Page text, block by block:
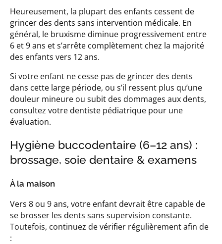
Heureusement, la plupart des enfants cessent de
grincer des dents sans intervention médicale. En
général, le bruxisme diminue progressivement entre
6 et 9 ans et s’arrête complètement chez la majorité
des enfants vers 12 ans.
Si votre enfant ne cesse pas de grincer des dents
dans cette large période, ou s’il ressent plus qu’une
douleur mineure ou subit des dommages aux dents,
consultez votre dentiste pédiatrique pour une
évaluation.
Hygiène buccodentaire (6–12 ans) :
brossage, soie dentaire & examens
À la maison
Vers 8 ou 9 ans, votre enfant devrait être capable de
se brosser les dents sans supervision constante.
Toutefois, continuez de vérifier régulièrement afin de
: